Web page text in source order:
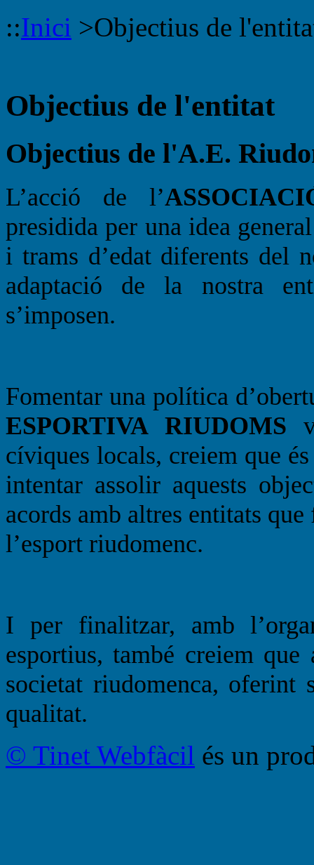
::Inici >Objectius de
Objectius de l'entitat
Objectius de l'A.E.
L’acció de l’
presidida per una idea
i trams d’edat diferents del
adaptació de la nostra
s’imposen.
Fomentar una política
ESPORTIVA RIUDOMS
cíviques locals, creiem que
intentar assolir aquests
acords amb altres entitats
l’esport riudomenc.
I per finalitzar, amb
esportius, també creiem
societat riudomenca, oferint
qualitat.
© Tinet Webfàcil és un